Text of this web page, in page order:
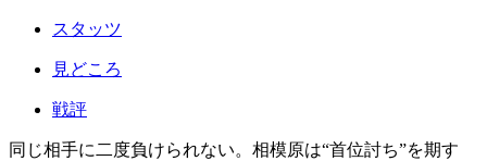
スタッツ
見どころ
戦評
同じ相手に二度負けられない。相模原は“首位討ち”を期す